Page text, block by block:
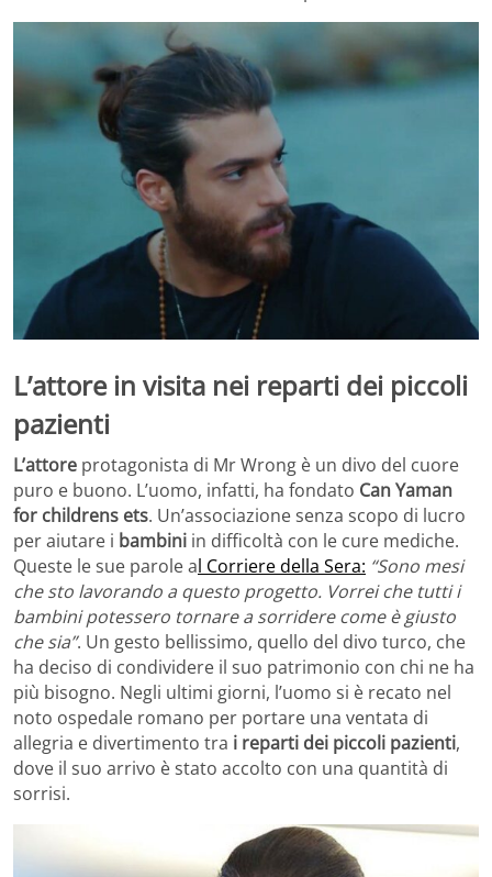
L’attore in visita nei reparti dei piccoli
pazienti
L’attore protagonista di Mr Wrong è un divo del cuore
puro e buono. L’uomo, infatti, ha fondato Can Yaman
for childrens ets. Un’associazione senza scopo di lucro
per aiutare i bambini in difficoltà con le cure mediche.
Queste le sue parole al Corriere della Sera: “Sono mesi
che sto lavorando a questo progetto. Vorrei che tutti i
bambini potessero tornare a sorridere come è giusto
che sia”. Un gesto bellissimo, quello del divo turco, che
ha deciso di condividere il suo patrimonio con chi ne ha
più bisogno. Negli ultimi giorni, l’uomo si è recato nel
noto ospedale romano per portare una ventata di
allegria e divertimento tra i reparti dei piccoli pazienti,
dove il suo arrivo è stato accolto con una quantità di
sorrisi.